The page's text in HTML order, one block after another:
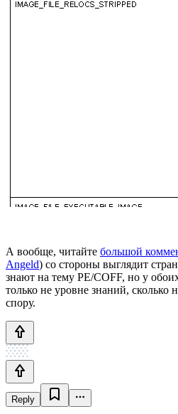
А вообще, читайте большой
Angeld) со стороны выглядит
знают на тему PE/COFF, но у
только не уровне знаний, сколько
спору.
Reply